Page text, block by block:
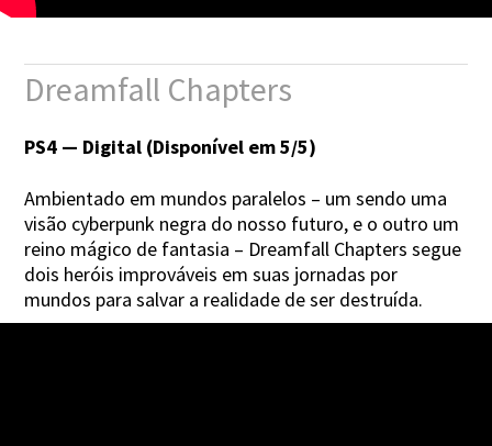
Dreamfall Chapters
PS4 — Digital (Disponível em 5/5)
Ambientado em mundos paralelos – um sendo uma
visão cyberpunk negra do nosso futuro, e o outro um
reino mágico de fantasia – Dreamfall Chapters segue
dois heróis improváveis em suas jornadas por
mundos para salvar a realidade de ser destruída.